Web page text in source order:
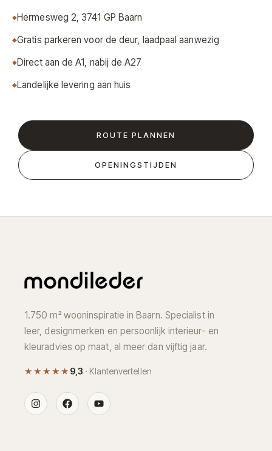
Hermesweg 2, 3741 GP Baarn
Gratis parkeren voor de deur, laadpaal aanwezig
Direct aan de A1, nabij de A27
Landelijke levering aan huis
ROUTE PLANNEN
OPENINGSTIJDEN
1.750 m² wooninspiratie in Baarn. Specialist in
leer, designmerken en persoonlijk interieur- en
kleuradvies op maat, al meer dan vijftig jaar.
★★★★★ 9,3 · Klantenvertellen